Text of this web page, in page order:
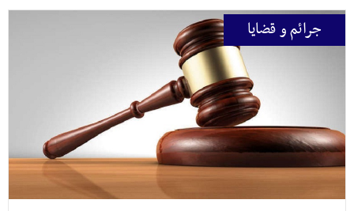
جرائم و قضايا